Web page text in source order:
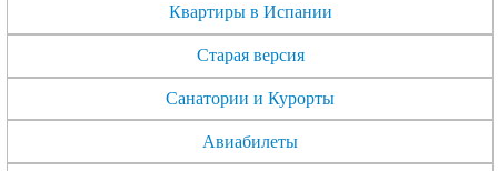
Квартиры в Испании
Старая версия
Санатории и Курорты
Авиабилеты